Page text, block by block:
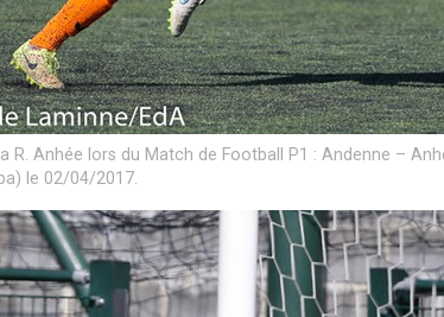
R. Anhée lors du Match de Football P1 : Andenne –
le 02/04/2017.